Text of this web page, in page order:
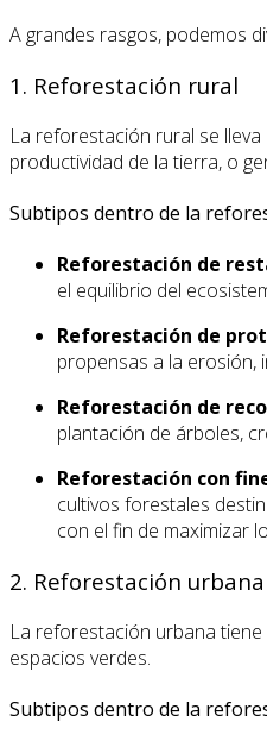
A grandes rasgos, podemos
1. Reforestación rural
La reforestación rural se
productividad de la tierra, o
Subtipos dentro de la
Reforestación de
el equilibrio del
Reforestación de
propensas a la erosión,
Reforestación de
plantación de árboles,
Reforestación con
cultivos forestales
con el fin de maximizar
2. Reforestación urbana
La reforestación urbana
espacios verdes.
Subtipos dentro de la